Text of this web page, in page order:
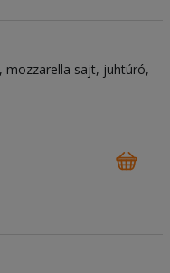
mozzarella sajt juhtúró